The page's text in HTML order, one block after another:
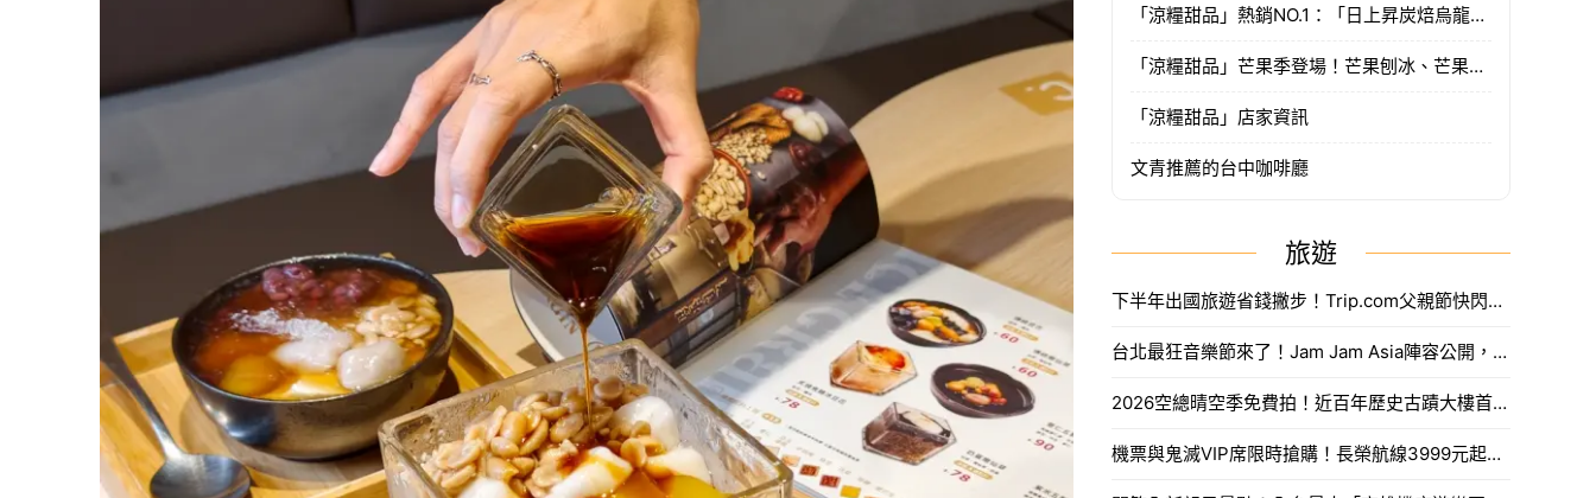
「涼糧甜品」熱銷NO.1：「日上昇炭焙烏龍珍珠雪花冰磚」
「涼糧甜品」芒果季登場！芒果刨冰、芒果雪花冰
「涼糧甜品」店家資訊
文青推薦的台中咖啡廳
旅遊
下半年出國旅遊省錢撇步！Trip.com父親節快閃折抵888元限量優惠代碼搶法。
台北最狂音樂節來了！Jam Jam Asia陣容公開，限量奢華住房套票開搶。
2026空總晴空季免費拍！近百年歷史古蹟大樓首度開放，沈浸式光影藝術、星空劇場。
機票與鬼滅VIP席限時搶購！長榮航線3999元起，中信兄弟主題套票8月7日開賣攻略。